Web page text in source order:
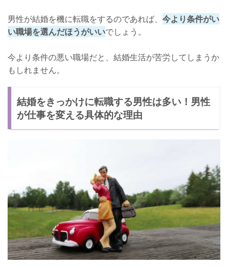
男性が結婚を機に転職をするのであれば、 今より条件がい
い職場を選んだほうがいいでしょう。
今より条件の悪い職場だと、結婚生活が苦労してしまうか
もしれません。
結婚をきっかけに転職する男性は多い！男性
が仕事を変える具体的な理由